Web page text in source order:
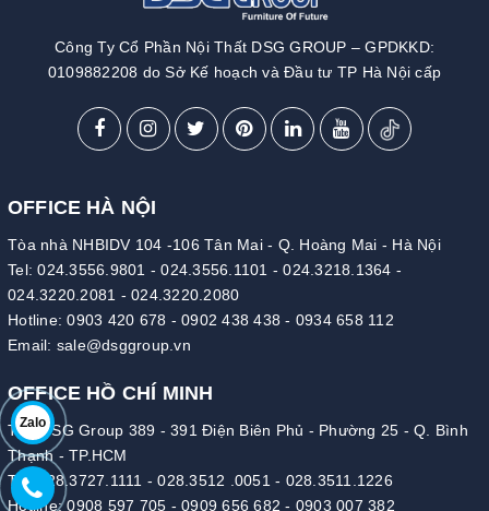
Zalo
Công Ty Cổ Phần Nội Thất DSG GROUP – GPDKKD:
0109882208 do Sở Kế hoạch và Đầu tư TP Hà Nội cấp
OFFICE HÀ NỘI
Tòa nhà NHBIDV 104 -106 Tân Mai - Q. Hoàng Mai - Hà Nội
Tel:024.3556.9801 -024.3556.1101 -024.3218.1364 -
024.3220.2081 - 024.3220.2080
Hotline:0903 420 678 - 0902 438 438 - 0934 658 112
Email: sale@dsggroup.vn
OFFICE HỒ CHÍ MINH
Tòa DSG Group 389 - 391 Điện Biên Phủ - Phường 25 - Q. Bình
Thạnh - TP.HCM
Tel:
028.3727.1111 -028.3512 .0051 - 028.3511.1226
Hotline:0908 597 705 - 0909 656 682 - 0903 007 382